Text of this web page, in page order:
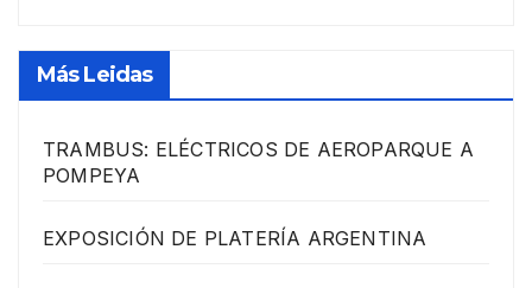
Más Leidas
TRAMBUS: ELÉCTRICOS DE AEROPARQUE A
POMPEYA
EXPOSICIÓN DE PLATERÍA ARGENTINA